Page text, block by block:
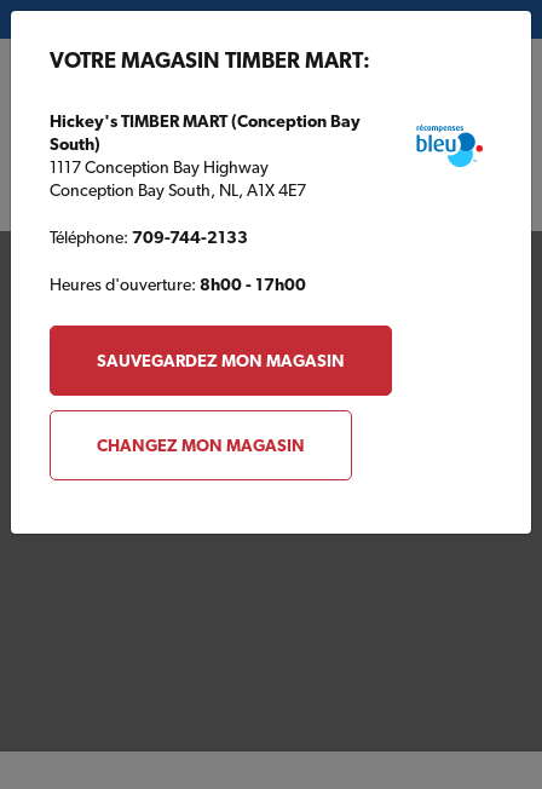
Votre magasin TIMBER
VOTRE MAGASIN TIMBER MART:
Hickey's TIMBER MART (Conception Bay
South)
1117 Conception Bay Highway
Conception Bay South, NL, A1X 4E7
Téléphone: 709-744-2133
Heures d'ouverture: 8h00 - 17h00
SAUVEGARDEZ MON MAGASIN
CHANGEZ MON MAGASIN